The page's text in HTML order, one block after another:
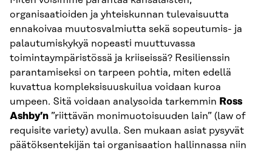
organisaatioiden ja yhteiskunnan tulevaisuutta
ennakoivaa muutosvalmiutta sekä sopeutumis- ja
palautumiskykyä nopeasti muuttuvassa
toimintaympäristössä ja kriiseissä? Resilienssin
parantamiseksi on tarpeen pohtia, miten edellä
kuvattua kompleksisuuskuilua voidaan kuroa
umpeen. Sitä voidaan analysoida tarkemmin Ross
Ashby’n ”riittävän monimuotoisuuden lain” (law of
requisite variety) avulla. Sen mukaan asiat pysyvät
päätöksentekijän tai organisaation hallinnassa niin